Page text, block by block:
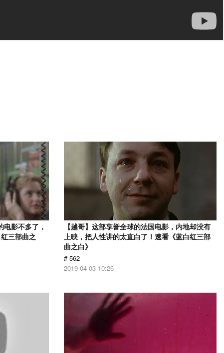
电影不多了，
三部曲之
【越哥】这部享誉全球的法国电影，内地却没有
上映，把人性讲的太直白了！速看《蓝白红三部
曲之白》
# 562
2019-04-03 10:26